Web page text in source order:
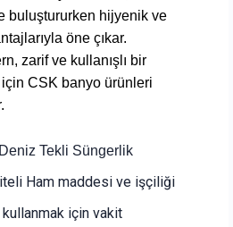
buluştururken hijyenik ve
öne çıkar.
zarif ve kullanışlı bir
CSK banyo ürünleri
Tekli Süngerlik
Ham maddesi ve işçiliği
kullanmak için vakit